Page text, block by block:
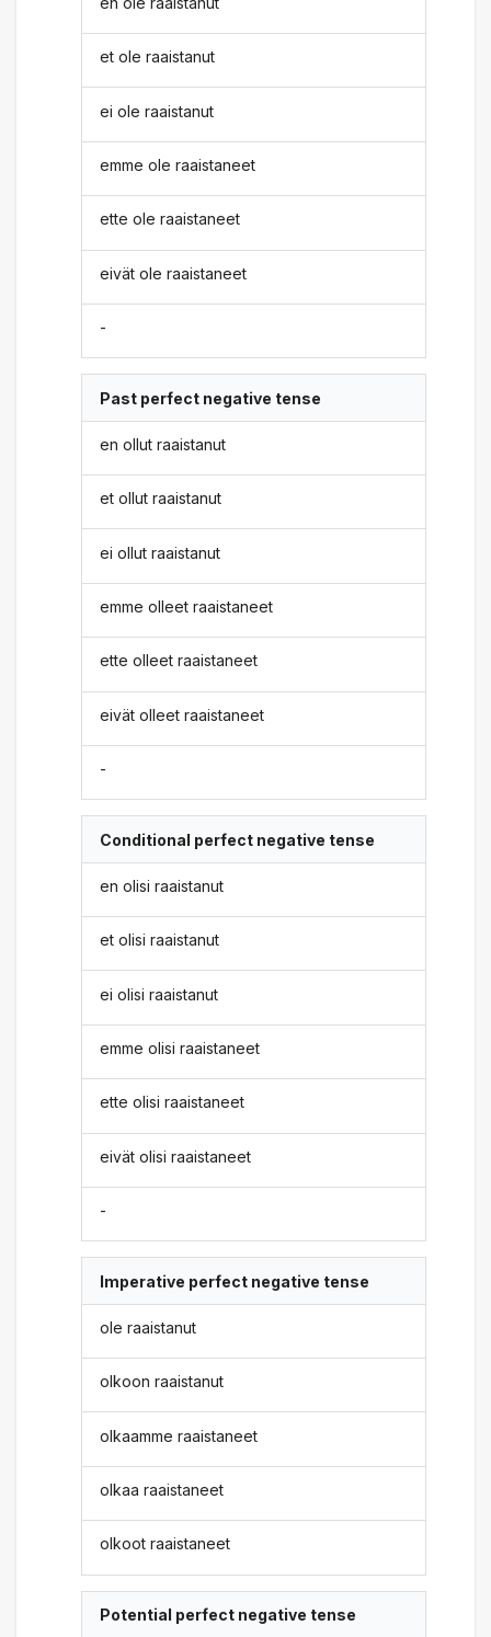
et ole raaistanut
ei ole raaistanut
emme ole raaistaneet
ette ole raaistaneet
eivät ole raaistaneet
-
Past perfect negative tense
en ollut raaistanut
et ollut raaistanut
ei ollut raaistanut
emme olleet raaistaneet
ette olleet raaistaneet
eivät olleet raaistaneet
-
Conditional perfect negative tense
en olisi raaistanut
et olisi raaistanut
ei olisi raaistanut
emme olisi raaistaneet
ette olisi raaistaneet
eivät olisi raaistaneet
-
Imperative perfect negative tense
ole raaistanut
olkoon raaistanut
olkaamme raaistaneet
olkaa raaistaneet
olkoot raaistaneet
Potential perfect negative tense